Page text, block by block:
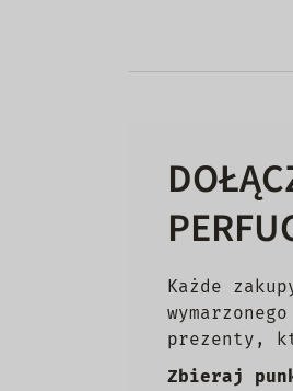
Każde
prezenty,
Zbieraj